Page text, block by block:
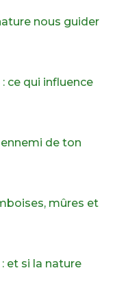
nous guider
ce qui influence
de ton
mûres et
et si la nature